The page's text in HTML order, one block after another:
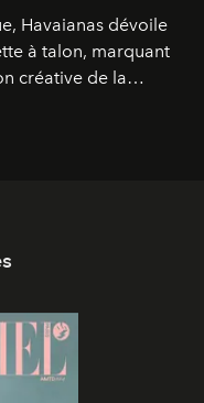
Havaianas dévoile
à talon, marquant
créative de la